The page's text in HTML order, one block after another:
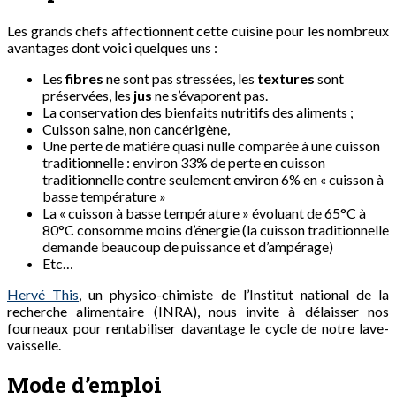
Les grands chefs affectionnent cette cuisine pour les nombreux
avantages dont voici quelques uns :
Lesfibres ne sont pas stressées, les textures sont
préservées, les jus ne s’évaporent pas.
La conservation des bienfaits nutritifs des aliments ;
Cuisson saine, non cancérigène,
Une perte de matière quasi nulle comparée à une cuisson
traditionnelle : environ 33% de perte en cuisson
traditionnelle contre seulement environ 6% en « cuisson à
basse température »
La « cuisson à basse température » évoluant de 65°C à
80°C consomme moins d’énergie (la cuisson traditionnelle
demande beaucoup de puissance et d’ampérage)
Etc…
Hervé This , un physico-chimiste de l’Institut national de la
recherche alimentaire (INRA), nous invite à délaisser nos
fourneaux pour rentabiliser davantage le cycle de notre lave-
vaisselle.
Mode d’emploi